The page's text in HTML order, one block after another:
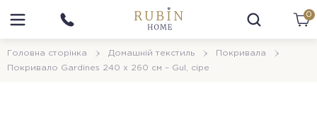
0
Головна сторінка Домашній текстиль
Покривала
Покривало Gardines 240 x 260 см – Gul, сіре